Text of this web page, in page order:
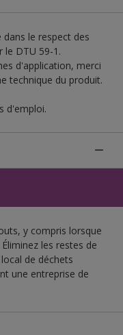
le respect des
le DTU 59-1.
d'application, merci
technique du produit.
d'emploi.
y compris lorsque
les restes de
de déchets
une entreprise de